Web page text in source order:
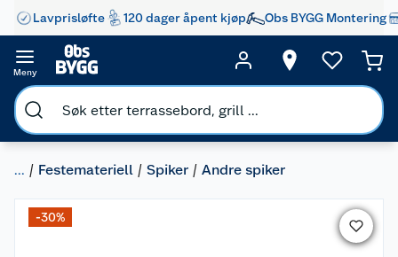
Lavprisløfte 120 dager åpent kjøp Obs BYGG Montering
Meny
... Festemateriell Spiker Andre spiker
-30%